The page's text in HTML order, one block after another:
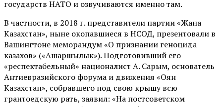
государств НАТО и озвучиваются именно там.
В частности, в 2018 г. представители партии «Жана
Казахстан», ныне окопавшиеся в НСОД, презентовали в
Вашингтоне меморандум «О признании геноцида
казахов» («Ашаршылык»). Подготовивший его
«респектабельный» националист А. Сарым, основатель
Антиевразийского форума и движения «Оян
Казахстан», собравшего под свою крышу всю
грантоедскую рать, заявил: «На постсоветском